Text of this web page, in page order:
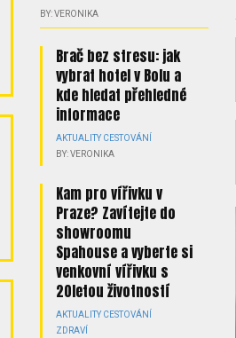
BY: VERONIKA
Brač bez stresu: jak
vybrat hotel v Bolu a
kde hledat přehledné
informace
AKTUALITY CESTOVÁNÍ
BY: VERONIKA
Kam pro vířivku v
Praze? Zavítejte do
showroomu
Spahouse a vyberte si
venkovní vířivku s
20letou životností
AKTUALITY CESTOVÁNÍ
ZDRAVÍ